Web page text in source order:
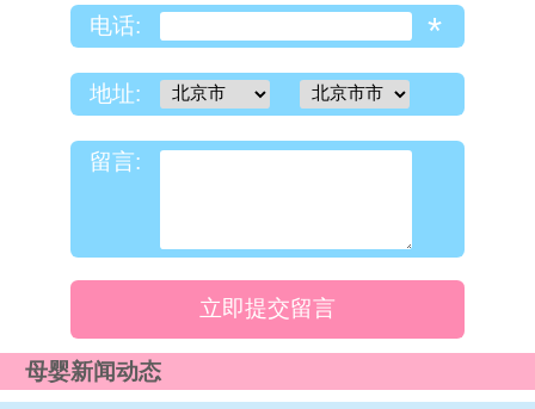
电话: *
地址:
留言:
立即提交留言
母婴新闻动态